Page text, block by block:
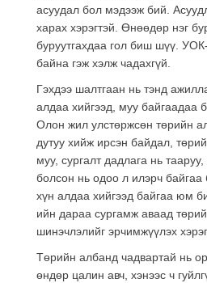
асуудал бол мэдээж бий.
харах хэрэгтэй. Өнөөдөр нэг
буруутгахдаа гол биш шүү.
байна гэж хэлж чадахгүй.
Гэхдээ шалтгаан нь тэнд
алдаа хийгээд, муу байгаадаа
Олон жил улстөржсөн төрийн
дутуу хийж ирсэн байдал,
муу, сургалт дадлага нь
болсон нь одоо л илэрч
хүн алдаа хийгээд байгаа юм
ийн дараа сургамж аваад
шинэчлэлийг эрчимжүүлэх
Төрийн албанд чадвартай нь
өндөр цалин авч, хэнээс ч